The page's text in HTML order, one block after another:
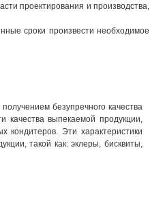
проектирования и производства,
сроки произвести необходимое
безупречного качества
качества выпекаемой продукции,
Эти характеристики
такой как: эклеры, бисквиты,